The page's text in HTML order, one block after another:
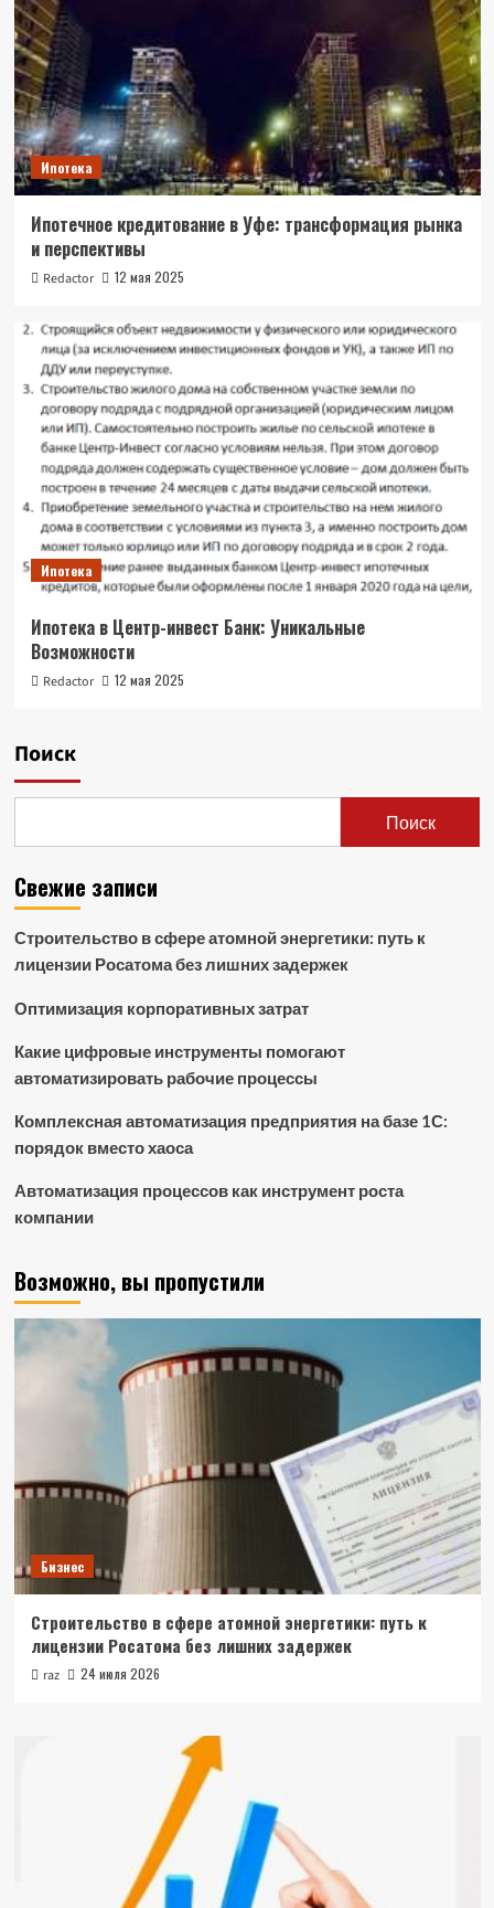
Ипотека
Ипотечное кредитование в Уфе: трансформация рынка
и перспективы
Redactor 12 мая 2025
Ипотека
Ипотека в Центр-инвест Банк: Уникальные
Возможности
Redactor 12 мая 2025
Поиск
Поиск
Свежие записи
Строительство в сфере атомной энергетики: путь к
лицензии Росатома без лишних задержек
Оптимизация корпоративных затрат
Какие цифровые инструменты помогают
автоматизировать рабочие процессы
Комплексная автоматизация предприятия на базе 1С:
порядок вместо хаоса
Автоматизация процессов как инструмент роста
компании
Возможно, вы пропустили
Бизнес
Строительство в сфере атомной энергетики: путь к
лицензии Росатома без лишних задержек
raz 24 июля 2026